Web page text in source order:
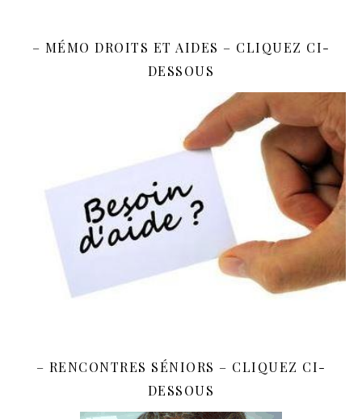
– MÉMO DROITS ET AIDES – CLIQUEZ CI-
DESSOUS
– RENCONTRES SÉNIORS – CLIQUEZ CI-
DESSOUS